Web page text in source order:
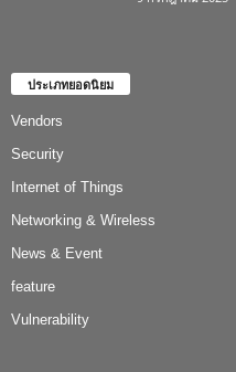
ประเภทยอดนิยม
Vendors
Security
Internet of Things
Networking & Wireless
News & Event
feature
Vulnerability